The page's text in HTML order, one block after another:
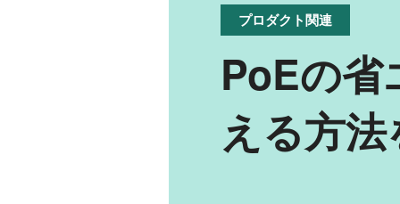
プロダクト関連
PoEの省
える方